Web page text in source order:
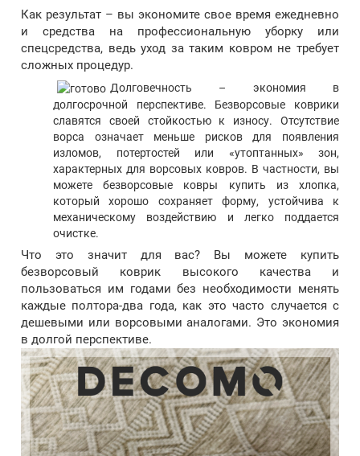
Как результат – вы экономите свое время ежедневно
и средства на профессиональную уборку или
спецсредства, ведь уход за таким ковром не требует
сложных процедур.
Долговечность – экономия в
долгосрочной перспективе. Безворсовые коврики
славятся своей стойкостью к износу. Отсутствие
ворса означает меньше рисков для появления
изломов, потертостей или «утоптанных» зон,
характерных для ворсовых ковров. В частности, вы
можете безворсовые ковры купить из хлопка,
который хорошо сохраняет форму, устойчива к
механическому воздействию и легко поддается
очистке.
Что это значит для вас? Вы можете купить
безворсовый коврик высокого качества и
пользоваться им годами без необходимости менять
каждые полтора-два года, как это часто случается с
дешевыми или ворсовыми аналогами. Это экономия
в долгой перспективе.